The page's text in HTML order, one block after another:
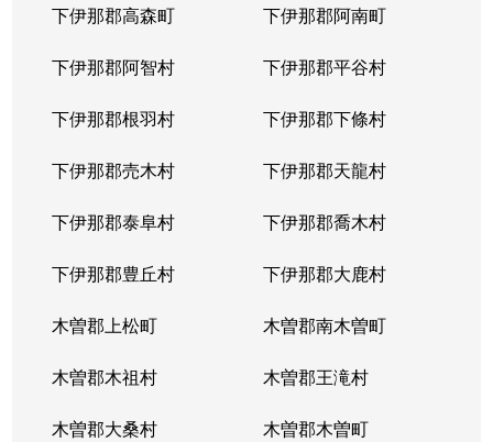
下伊那郡高森町 下伊那郡阿南町
下伊那郡阿智村 下伊那郡平谷村
下伊那郡根羽村 下伊那郡下條村
下伊那郡売木村 下伊那郡天龍村
下伊那郡泰阜村 下伊那郡喬木村
下伊那郡豊丘村 下伊那郡大鹿村
木曽郡上松町 木曽郡南木曽町
木曽郡木祖村 木曽郡王滝村
木曽郡大桑村 木曽郡木曽町